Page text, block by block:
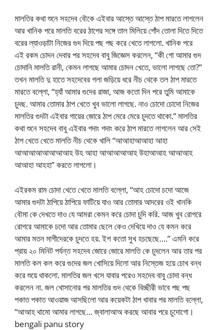
মালতির কথা শুনে সহদেব বৌকে এইবার আস্তে আস্তে ঠাপ মারতে লাগলেন
আর খানিক পরে মালতি বরের ঠাপের সঙ্গে তাল মিলিয়ে পোঁদ তোলা দিতে দিতে
বরের ল্যাওড়াটা নিজের গুদ দিয়ে পছ পছ করে খেতে লাগলো. খানিক পরে
এই রকম চোদন দেবার পর সহদেব বাবু জিজ্ঞেস করলেন, “কী গো আমার গুদ
চোদানি মালতি রানী, কেমন লাগছে আমার চোদন খেতে, ভালো লাগছে তো?”
তখন মালতি দু হাতে সহদেবের গলা জড়িয়ে ধরে নীচ থেকে তল ঠাপ মারতে
মারতে বল্লো, “হ্যাঁ আমার গুদের রাজা, আজ কতো দিন পরে তুমি আমাকে
চুদছ. আমার তোমার ঠাপ খেতে খুব ভালো লাগছে. নাও চোদো চোদো নিজের
মালতির গুদটা এইবার গায়ের জোরে ঠাপ মেরে মেরে চুদতে থাকো.” মালতির
কথা শুনে সহদেব বাবু এইবার গদাং গদাং করে ঠাপ মারতে লাগলেন আর সেই
ঠাপ খেতে খেতে মালতি নীচ থেকে খালি “আআহাআআহা আহা
আআআআআআআআহ উহ আহা আআআআআহ উহাআআহ আআআহ
আআহা আহহা” করতে লাগলো।
এইরকম রাম চোদা খেতে খেতে মালতি বল্লো, “আহ চোদো চদো আজে
আমার গুদটা ঠাপিয়ে ঠাপিয়ে ফাটিয়ে যাও আর তোমার আদরের ওই খানকি
বৌমা কে দেখতে দাও যে আমরা কেমন করে চোদা চুদি করি. আজ খুব রোগরে
রোগরে আমাকে চদো আর তোমার ছেলে কেও দেখিয়ে দাও যে কমন করে
আমার মতন মাগীদেরকে চুদতে হয়. ইশ কতো সুখ হচছেছে….” এমনি করে
প্রায় ২০ মিনিট পর্যন্ত সহদেব জোরে জোরে মালতি কে চুদলেন আর তার পর
মালতি কল কল করে গুদের জল খোসিয়ে দিলো আর নিস্তেজ হয়ে চোখ বন্ধ
করে শুয়ে থাকলো. মালতির জল খসে যাবার পরেও সহদেব বাবু চোদা বন্ধ
করলেন না. জল খোসানোর পর মালতির গুদ থেকে বিচ্ছীরী ভাবে পছ পছ
পকাত পকাত আওয়াজ আসছিলো আর কয়েকটা ঠাপ খাবার পর মালতি বল্লো,
“আআহ থামো আমার লাগছে… জ্বালাআঅ করছে আবার পরে চুদোগো।
bengali panu story